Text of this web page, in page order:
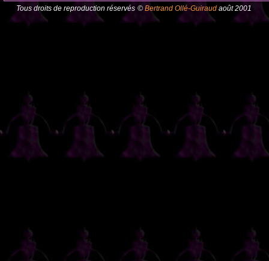
Tous droits de reproduction réservés © Bertrand Ollé-Guiraud août 2001